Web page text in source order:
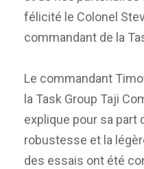
félicité le Colonel
commandant de la
Le commandant
la Task Group Taji
explique pour sa part
robustesse et la
des essais ont été